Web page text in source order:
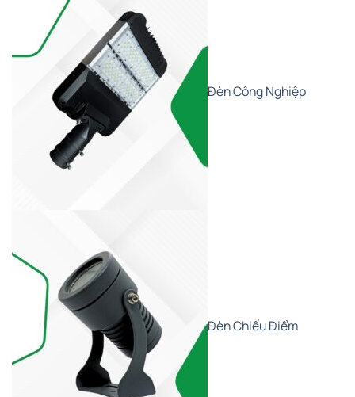
Đèn Công Nghiệp
Đèn Chiếu Điểm